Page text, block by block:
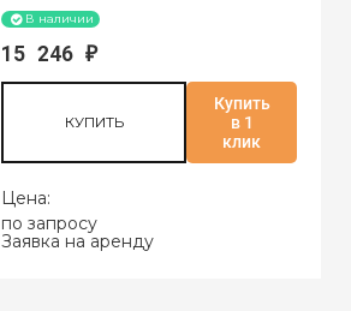
В наличии
15 246 ₽
КУПИТЬ
Купить
в 1
клик
Цена:
по запросу
Заявка на аренду